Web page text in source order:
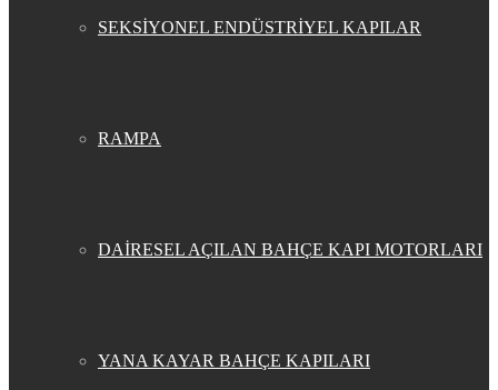
SEKSİYONEL ENDÜSTRİYEL KAPILAR
RAMPA
DAİRESEL AÇILAN BAHÇE KAPI MOTORLARI
YANA KAYAR BAHÇE KAPILARI